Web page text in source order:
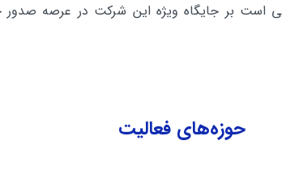
است بر جایگاه ویژه این شرکت در عرصه
حوزه‌های فعالیت